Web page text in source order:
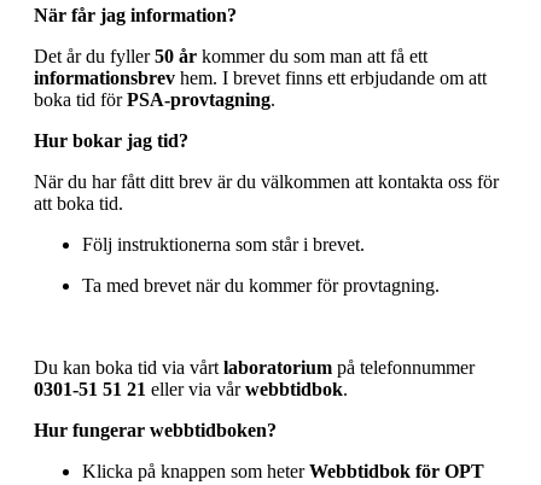
När får jag information?
Det år du fyller50 år kommer du som man att få ett
informationsbrev hem. I brevet finns ett erbjudande om att
boka tid förPSA‑provtagning.
Hur bokar jag tid?
När du har fått ditt brev är du välkommen att kontakta oss för
att boka tid.
Följ instruktionerna som står i brevet.
Ta med brevet när du kommer för provtagning.
Du kan boka tid via vårt laboratorium på telefonnummer
0301-51 51 21 eller via vårwebbtidbok.
Hur fungerar webbtidboken?
Klicka på knappen som heterWebbtidbok för OPT